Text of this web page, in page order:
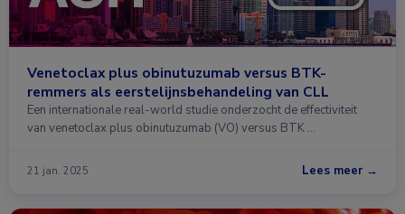
Venetoclax plus obinutuzumab versus BTK-
remmers als eerstelijnsbehandeling van CLL
Een internationale real-world studie onderzocht de effectiviteit
van venetoclax plus obinutuzumab (VO) versus BTK …
21 jan. 2025 Lees meer →